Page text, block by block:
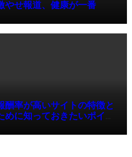
やせ報道、健康が一番
酬率が高いサイトの特徴と
に知っておきたいポイン